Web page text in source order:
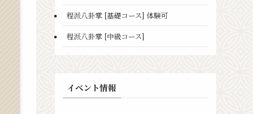
程派八卦掌 [基礎コース] 体験可
程派八卦掌 [中級コース]
イベント情報